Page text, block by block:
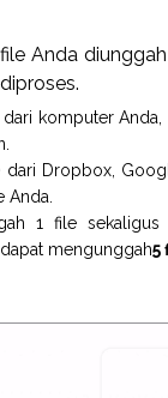
Anda
komputer Anda,
Dropbox,
1 file sekaligus
mengunggah5